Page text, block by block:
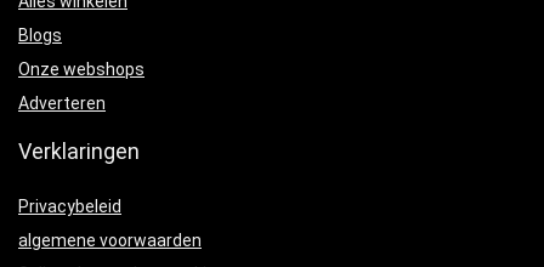
Blogs
Onze webshops
Adverteren
Verklaringen
Privacybeleid
algemene voorwaarden